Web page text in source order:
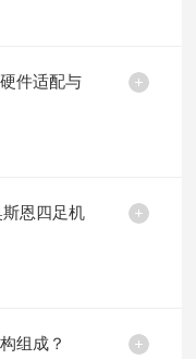
件适配与
恩四足机
组成？